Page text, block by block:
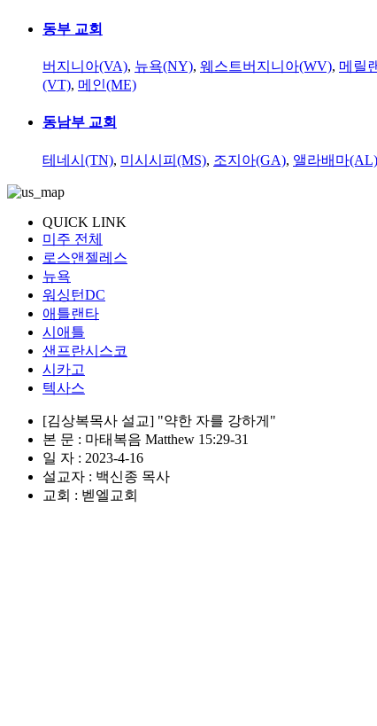
동부 교회
버지니아(VA), 뉴욕(NY), 웨스트버지니아(WV), 메릴
(VT), 메인(ME)
동남부 교회
테네시(TN), 미시시피(MS), 조지아(GA), 앨라배마(AL)
QUICK LINK
미주 전체
로스앤젤레스
뉴욕
워싱턴DC
애틀랜타
시애틀
샌프란시스코
시카고
텍사스
[김상복목사 설교] "약한 자를 강하게"
본 문 : 마태복음 Matthew 15:29-31
일 자 : 2023-4-16
설교자 : 백신종 목사
교회 : 벧엘교회